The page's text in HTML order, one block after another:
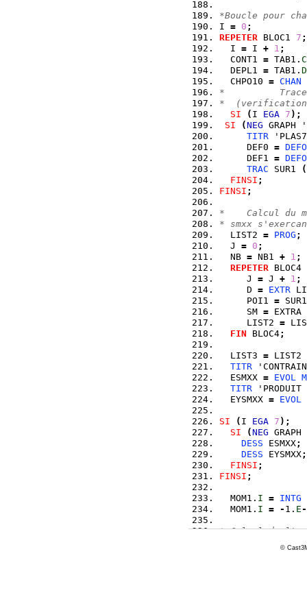
*Boucle pour
I = 0 ;
REPETER BLOC1 7 ;
  I
= I + 1 ;
  CONT1
= TAB1.
  DEPL1
= TAB1.
  CHPO10
= CHAN
*          Trace
*  (verification
SI
( I EGA 7 ) ;
SI
(NEG GRAPH
TITR
     DEF0
= DEFO
     DEF1
= DEFO
TRAC SUR1
(
FINSI ;
FINSI ;
*    Calcul du
* smxx
  LIST2
= PROG ;
  J
= 0 ;
  NB
= NB1 + 1 ;
REPETER BLOC4
     J
= J + 1 ;
     D
= EXTR
     POI1
=
     SM
= EXTRA
     LIST2
=
FIN BLOC4;
  LIST3
= LIST2
TITR
  ESMXX
= EVOL
TITR
  EYSMXX
= EVOL
SI ( I EGA 7 ) ;
SI
(NEG
DESS ESMXX;
DESS EYSMXX;
FINSI ;
FINSI ;
  MOM1.
I = INTG
  MOM1.
I = - 1. E-
* Calcul de
©